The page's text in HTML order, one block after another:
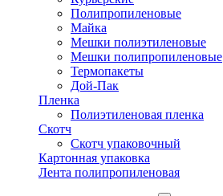
Полипропиленовые
Майка
Мешки полиэтиленовые
Мешки полипропиленовые
Термопакеты
Дой-Пак
Пленка
Полиэтиленовая пленка
Скотч
Скотч упаковочный
Картонная упаковка
Лента полипропиленовая